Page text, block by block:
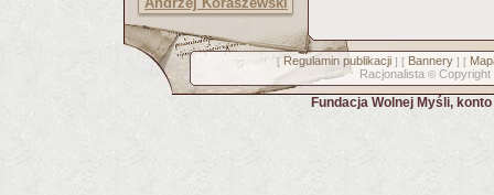
[ Regulamin publikacji] [ Bannery] [
Racjonalista © Copyright
Fundacja Wolnej Myśli,